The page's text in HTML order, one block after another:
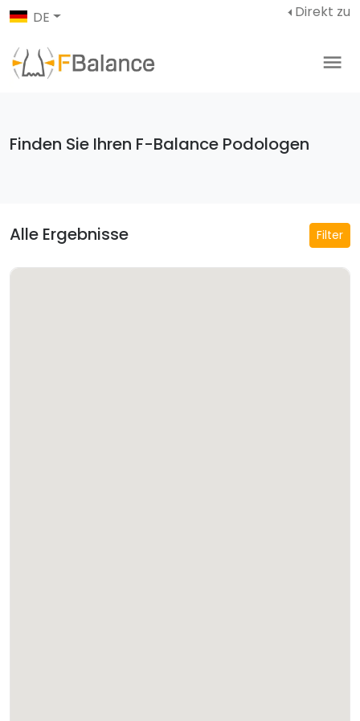
DE Direkt zu
Finden Sie Ihren F-Balance Podologen
Alle Ergebnisse Filter